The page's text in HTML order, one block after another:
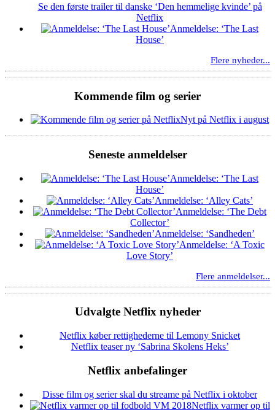
Se den første trailer til danske ‘Den hemmelige kvinde’ på
Netflix
Anmeldelse: ‘The Last
House’
Flere nyheder...
Kommende film og serier
Nyt på Netflix i august
Seneste anmeldelser
Anmeldelse: ‘The Last
House’
Anmeldelse: ‘Alley Cats’
Anmeldelse: ‘The Debt
Collector’
Anmeldelse: ‘Sandheden’
Anmeldelse: ‘A Toxic
Love Story’
Flere anmeldelser...
Udvalgte Netflix nyheder
Netflix køber rettighederne til Lemony Snicket
Netflix teaser ny ‘Sabrina Skolens Heks’
Netflix anbefalinger
Disse film og serier skal du streame på Netflix i oktober
Netflix varmer op til